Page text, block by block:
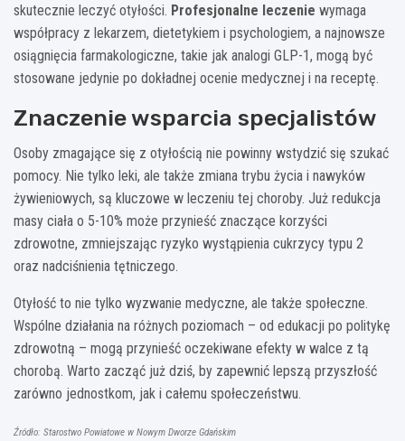
skutecznie leczyć otyłości. Profesjonalne leczenie wymaga
współpracy z lekarzem, dietetykiem i psychologiem, a najnowsze
osiągnięcia farmakologiczne, takie jak analogi GLP-1, mogą być
stosowane jedynie po dokładnej ocenie medycznej i na receptę.
Znaczenie wsparcia specjalistów
Osoby zmagające się z otyłością nie powinny wstydzić się szukać
pomocy. Nie tylko leki, ale także zmiana trybu życia i nawyków
żywieniowych, są kluczowe w leczeniu tej choroby. Już redukcja
masy ciała o 5-10% może przynieść znaczące korzyści
zdrowotne, zmniejszając ryzyko wystąpienia cukrzycy typu 2
oraz nadciśnienia tętniczego.
Otyłość to nie tylko wyzwanie medyczne, ale także społeczne.
Wspólne działania na różnych poziomach – od edukacji po politykę
zdrowotną – mogą przynieść oczekiwane efekty w walce z tą
chorobą. Warto zacząć już dziś, by zapewnić lepszą przyszłość
zarówno jednostkom, jak i całemu społeczeństwu.
Źródło: Starostwo Powiatowe w Nowym Dworze Gdańskim